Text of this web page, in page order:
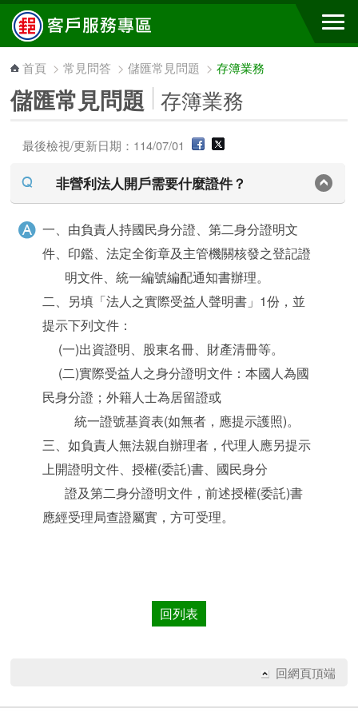
跳到主要內容區塊
首頁 >常見問答 >儲匯常見問題 >存簿業務
儲匯常見問題 存簿業務
最後檢視/更新日期：114/07/01
非營利法人開戶需要什麼證件？
一、由負責人持國民身分證、第二身分證明文
件、印鑑、法定全銜章及主管機關核發之登記證
明文件、統一編號編配通知書辦理。
二、另填「法人之實際受益人聲明書」1份，並
提示下列文件：
(一)出資證明、股東名冊、財產清冊等。
(二)實際受益人之身分證明文件：本國人為國
民身分證；外籍人士為居留證或
統一證號基資表(如無者，應提示護照)。
三、如負責人無法親自辦理者，代理人應另提示
上開證明文件、授權(委託)書、國民身分
證及第二身分證明文件，前述授權(委託)書
應經受理局查證屬實，方可受理。
回列表
回網頁頂端